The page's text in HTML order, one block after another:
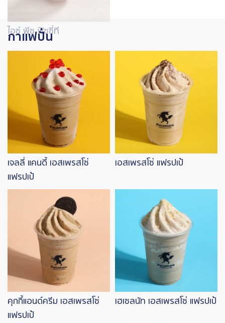
กาแฟปั่น
เจลลี่ แคนดี้ เอสเพรสโซ่
แฟรปเป้
เอสเพรสโซ่ แฟรปเป้
คุกกี้แอนด์ครีม เอสเพรสโซ่
แฟรปเป้
เฮเซลนัท เอสเพรสโซ่ แฟรปเป้